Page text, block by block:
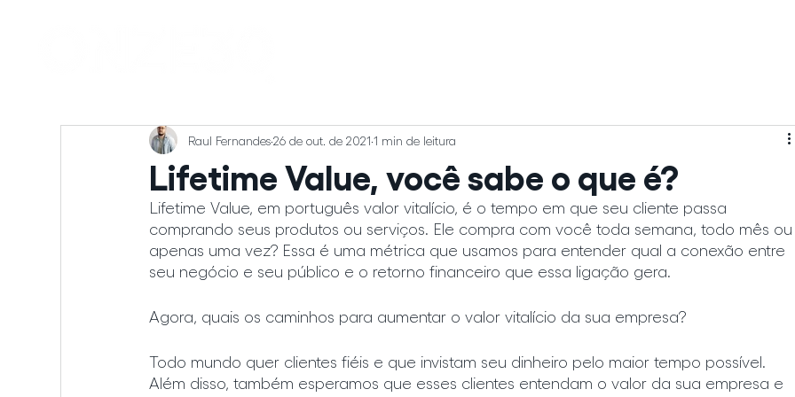
Lifetime Value, você sabe o que é?
Raul Fernandes26 de out. de 2021 1 min de leitura
Lifetime Value, em português valor vitalício, é o tempo em que seu cliente passa
comprando seus produtos ou serviços. Ele compra com você toda semana, todo mês ou
apenas uma vez? Essa é uma métrica que usamos para entender qual a conexão entre
seu negócio e seu público e o retorno financeiro que essa ligação gera.
Agora, quais os caminhos para aumentar o valor vitalício da sua empresa?
Todo mundo quer clientes fiéis e que invistam seu dinheiro pelo maior tempo possível.
Além disso, também esperamos que esses clientes entendam o valor da sua empresa e